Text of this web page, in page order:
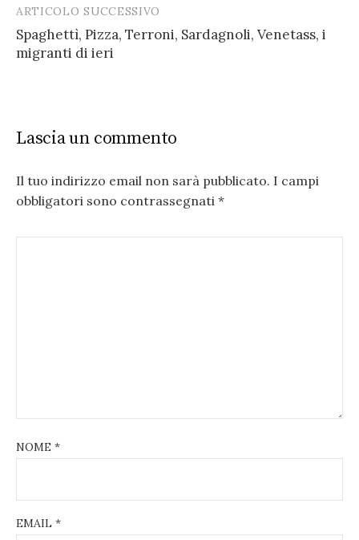
ARTICOLO SUCCESSIVO
Spaghettì, Pizza, Terroni, Sardagnoli, Venetass, i
migranti di ieri
Lascia un commento
Il tuo indirizzo email non sarà pubblicato. I campi
obbligatori sono contrassegnati *
NOME *
EMAIL *